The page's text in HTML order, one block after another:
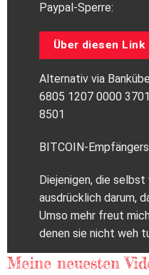
Paypal-Sperre:
Über diesen Link
Alternativ via
6805 1207 0000
8501
BITCOIN-
Diejenigen, die
ausdrücklich darum,
Umso mehr freut
denen sie nicht weh
Meine neuesten